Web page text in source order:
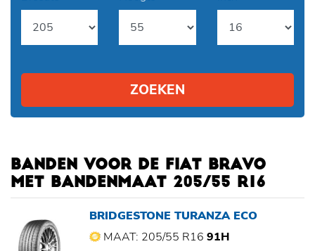
ZOEKEN
BANDEN VOOR DE FIAT BRAVO
MET BANDENMAAT 205/55 R16
BRIDGESTONE TURANZA ECO
MAAT: 205/55 R16 91H